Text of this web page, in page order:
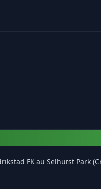
FK au Selhurst